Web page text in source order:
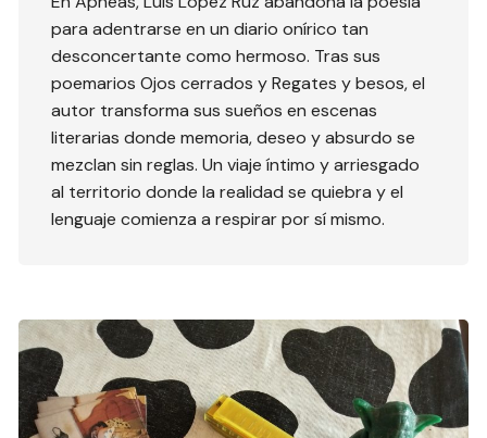
para adentrarse en un diario onírico tan
desconcertante como hermoso. Tras sus
poemarios Ojos cerrados y Regates y besos, el
autor transforma sus sueños en escenas
literarias donde memoria, deseo y absurdo se
mezclan sin reglas. Un viaje íntimo y arriesgado
al territorio donde la realidad se quiebra y el
lenguaje comienza a respirar por sí mismo.